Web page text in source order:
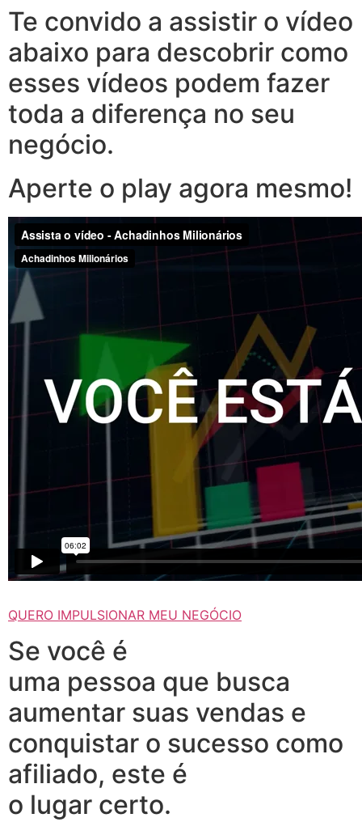
Te convido a assistir o vídeo
abaixo para descobrir como
esses vídeos podem fazer
toda a diferença no seu
negócio.
Aperte o play agora mesmo!
QUERO IMPULSIONAR MEU NEGÓCIO
Se você é
uma pessoa que busca
aumentar suas vendas e
conquistar o sucesso como
afiliado, este é
o lugar certo.